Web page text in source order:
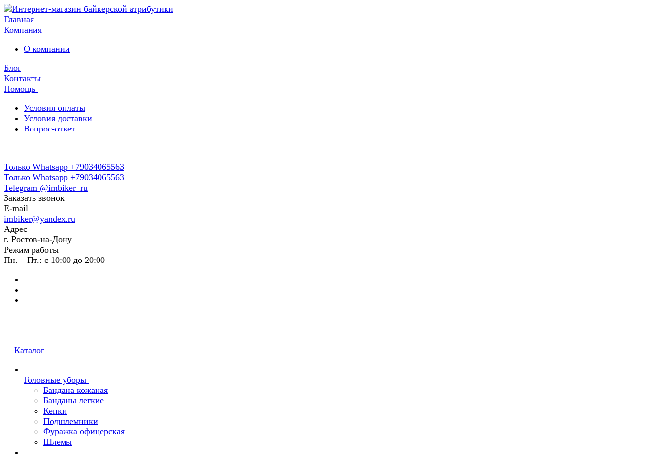
Главная
Компания
О компании
Блог
Контакты
Помощь
Условия оплаты
Условия доставки
Вопрос-ответ
Только Whatsapp +79034065563
Только Whatsapp +79034065563
Telegram @imbiker_ru
Заказать звонок
E-mail
imbiker@yandex.ru
Адрес
г. Ростов-на-Дону
Режим работы
Пн. – Пт.: с 10:00 до 20:00
Каталог
Головные уборы
Бандана кожаная
Банданы легкие
Кепки
Подшлемники
Фуражка офицерская
Шлемы